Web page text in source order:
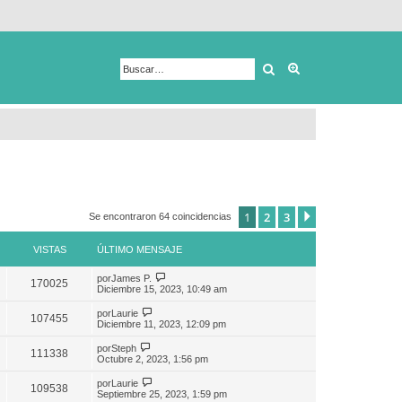
Buscar
Se encontraron 64 coincidencias 1 2 3
VISTAS ÚLTIMO MENSAJE
170025 porJames P.
Diciembre 15, 2023, 10:49 am
107455 porLaurie
Diciembre 11, 2023, 12:09 pm
111338 porSteph
Octubre 2, 2023, 1:56 pm
109538 porLaurie
Septiembre 25, 2023, 1:59 pm